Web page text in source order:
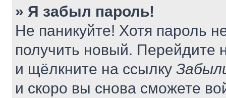
» Я забыл пароль!
Не паникуйте! Хотя пароль
получить новый. Перейдите
и щёлкните на ссылку
и скоро вы снова сможете